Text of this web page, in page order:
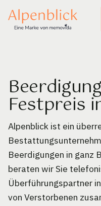
Festpreis
Alpenblick ist ein
Beerdigungen in ganz
beraten wir Sie
Überführungspartner
von Verstorbenen